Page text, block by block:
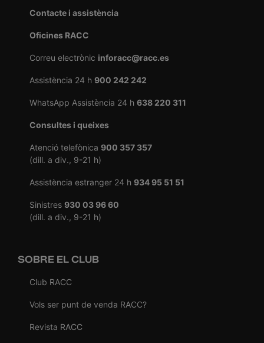
Contacte i assistència
Oficines RACC
Correu electrònic inforacc@racc.es
Assistència 24 h 900 242 242
WhatsApp Assistència 24 h 638 220 311
Consultes i queixes
Atenció telefònica 900 357 357
(dill. a div., 9-21 h)
Assistència estranger 24 h 934 95 51 51
Sinistres 930 03 96 60
(dill. a div., 9-21 h)
SOBRE EL CLUB
Club RACC
Vols ser punt de venda RACC?
Revista RACC